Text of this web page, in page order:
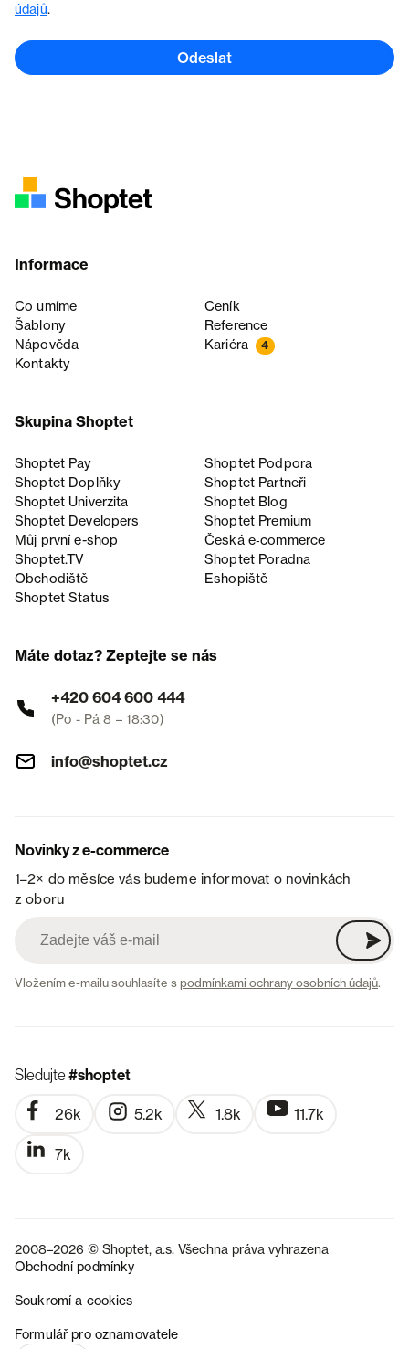
údajů.
Odeslat
Informace
Co umíme
Ceník
Šablony
Reference
Nápověda
Kariéra 4
Kontakty
Skupina Shoptet
Shoptet Pay
Shoptet Podpora
Shoptet Doplňky
Shoptet Partneři
Shoptet Univerzita
Shoptet Blog
Shoptet Developers
Shoptet Premium
Můj první e-shop
Česká e‑commerce
Shoptet.TV
Shoptet Poradna
Obchodiště
Eshopiště
Shoptet Status
Máte dotaz? Zeptejte se nás
+420 604 600 444
(Po - Pá 8 – 18:30)
info@shoptet.cz
Novinky z e-commerce
1–2× do měsíce vás budeme informovat o novinkách
z oboru
Vložením e-mailu souhlasíte spodmínkami ochrany osobních údajů.
Sledujte#shoptet
26k 5.2k 1.8k 11.7k
7k
2008–2026 © Shoptet, a.s. Všechna práva vyhrazena
Obchodní podmínky
Soukromí a cookies
Formulář pro oznamovatele